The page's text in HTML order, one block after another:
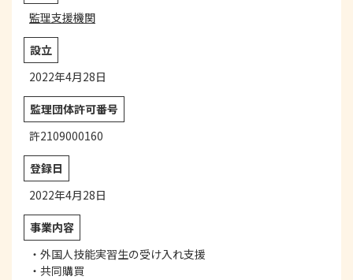
監理支援機関
設立
2022年4月28日
監理団体許可番号
許2109000160
登録日
2022年4月28日
事業内容
・外国人技能実習生の受け入れ支援
・共同購買